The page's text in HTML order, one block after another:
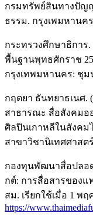
กรมทรัพย์สินทางปัญ
ธรรม. กรุงเพมหาน
กระทรวงศึกษาธิการ
พื้นฐานพุทธศักราช
กรุงเทพมหานคร: ชุ
กฤตยา ธันทยาธเนศ.
สาธารณะ สื่อสังคมอ
ศิลปินเกาหลีในสังค
สาขาวิชานิเทศศาส
กองทุนพัฒนาสื่อปลอด
กต์: การสื่อสารของแ
สม. เรียกใช้เมื่อ 1 พฤ
https://